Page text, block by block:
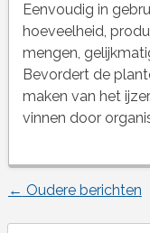
Eenvoudig in
hoeveelheid,
mengen,
Bevordert de
maken van het
vinnen door
← Oudere berichten